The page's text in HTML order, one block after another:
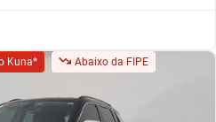
Kuna* Abaixo da FIPE